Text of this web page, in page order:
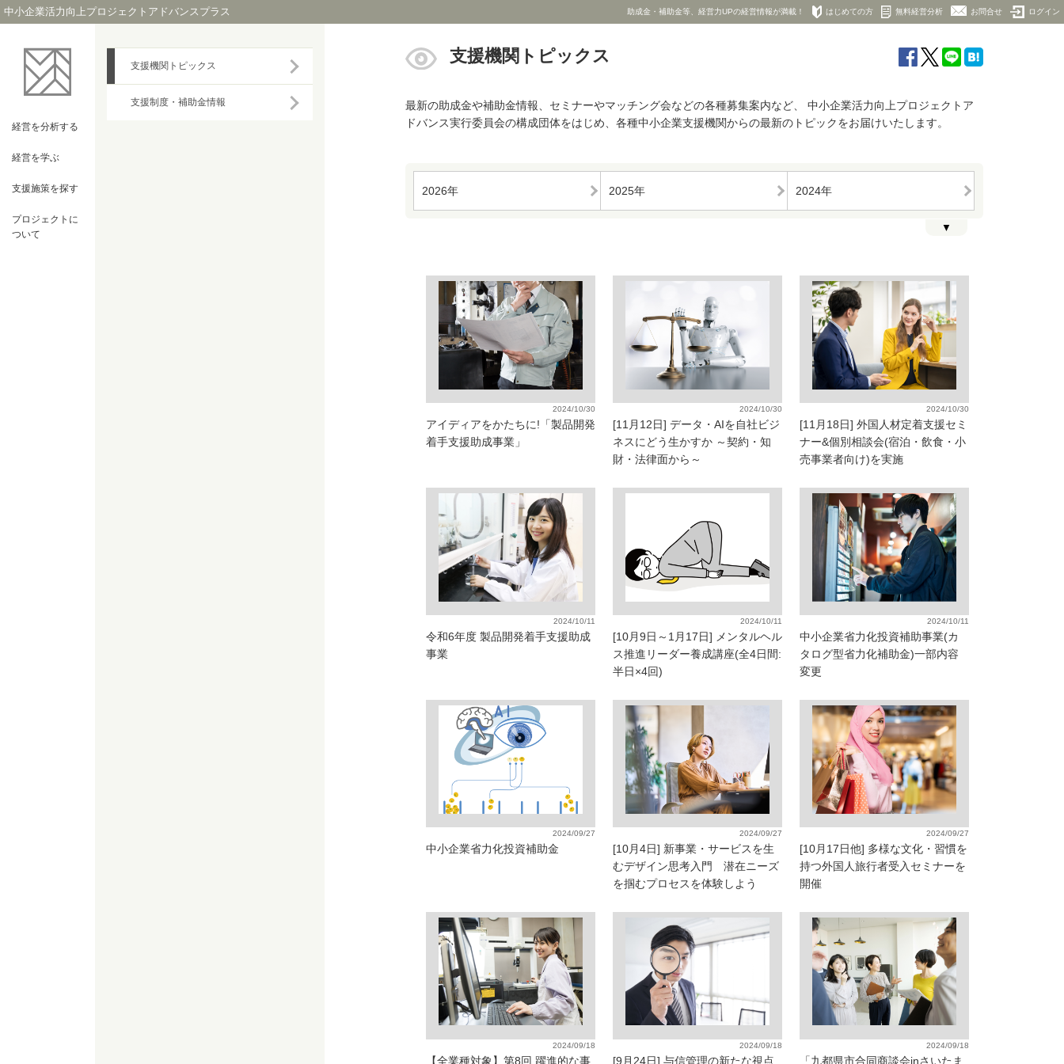
中小企業活力向上プロジェクトアドバンスプラス 助成金・補助金等、経営力UPの経営情報が満載！ はじめての方 無料経営分析 お問合せ ログイン
経営を分析する
経営を学ぶ
支援施策を探す
プロジェクト に
ついて
支援機関トピックス
支援制度・補助金情報
支援機関トピックス
最新の助成金や補助金情報、セミナーやマッチング会などの各種募集案内など、 中小企業活力向上プロジェクトア
ドバンス実行委員会の構成団体をはじめ、各種中小企業支援機関からの最新のトピックをお届けいたします。
2026年 2025年 2024年
▼
2024/10/30
アイディアをかたちに!「製品開発
着手支援助成事業」
2024/10/30
[11月12日] データ・AIを自社ビジ
ネスにどう生かすか ～契約・知
財・法律面から～
2024/10/30
[11月18日] 外国人材定着支援セミ
ナー&個別相談会(宿泊・飲食・小
売事業者向け)を実施
2024/10/11
令和6年度 製品開発着手支援助成
事業
2024/10/11
[10月9日～1月17日] メンタルヘル
ス推進リーダー養成講座(全4日間:
半日×4回)
2024/10/11
中小企業省力化投資補助事業(カ
タログ型省力化補助金)一部内容
変更
2024/09/27
中小企業省力化投資補助金
2024/09/27
[10月4日] 新事業・サービスを生
むデザイン思考入門 潜在ニーズ
を掴むプロセスを体験しよう
2024/09/27
[10月17日他] 多様な文化・習慣を
持つ外国人旅行者受入セミナーを
開催
2024/09/18
【全業種対象】第8回 躍進的な事
2024/09/18
[9月24日] 与信管理の新たな視点
2024/09/18
「九都県市合同商談会inさいたま